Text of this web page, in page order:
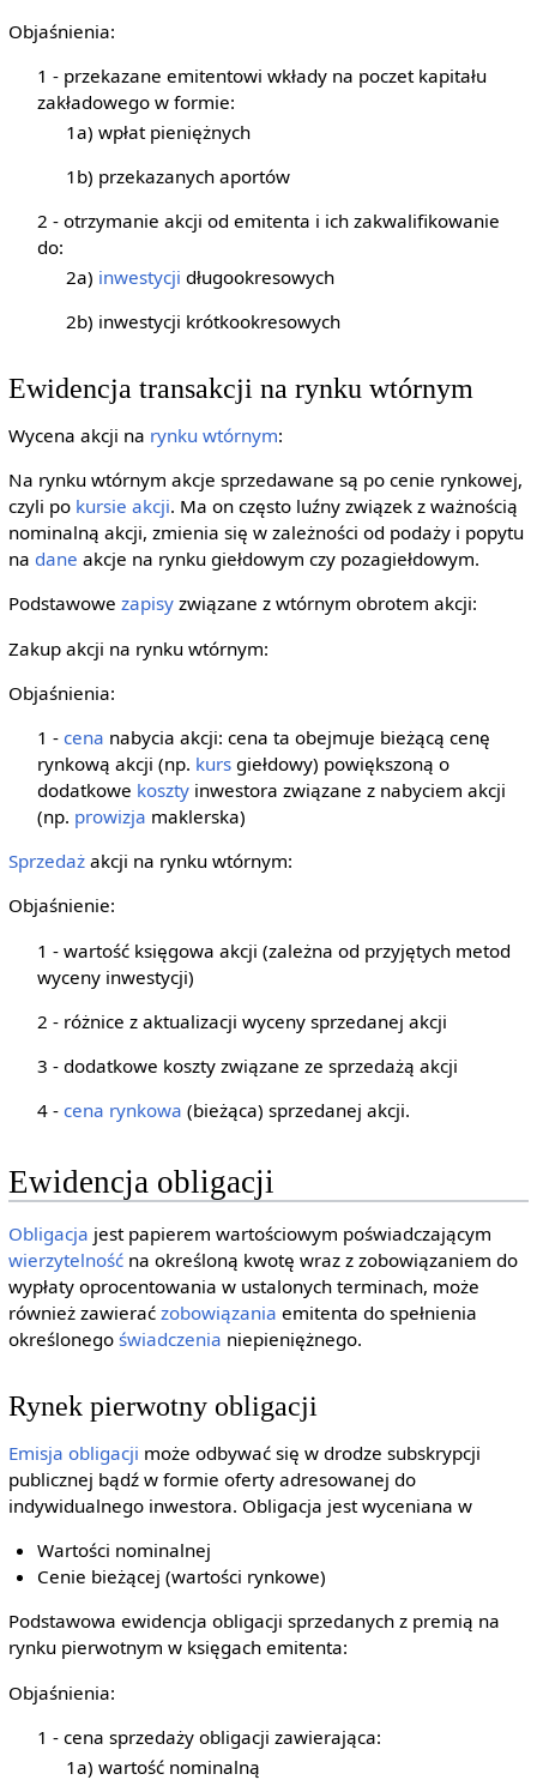
Objaśnienia:
1 - przekazane emitentowi wkłady na poczet kapitału
zakładowego w formie:
1a) wpłat pieniężnych
1b) przekazanych aportów
2 - otrzymanie akcji od emitenta i ich zakwalifikowanie
do:
2a) inwestycji długookresowych
2b) inwestycji krótkookresowych
Ewidencja transakcji na rynku wtórnym
Wycena akcji na rynku wtórnym:
Na rynku wtórnym akcje sprzedawane są po cenie rynkowej,
czyli po kursie akcji. Ma on często luźny związek z ważnością
nominalną akcji, zmienia się w zależności od podaży i popytu
na dane akcje na rynku giełdowym czy pozagiełdowym.
Podstawowe zapisyzwiązane z wtórnym obrotem akcji:
Zakup akcji na rynku wtórnym:
Objaśnienia:
1 -cena nabycia akcji: cena ta obejmuje bieżącą cenę
rynkową akcji (np. kurs giełdowy) powiększoną o
dodatkowe koszty inwestora związane z nabyciem akcji
(np. prowizja maklerska)
Sprzedażakcji na rynku wtórnym:
Objaśnienie:
1 - wartość księgowa akcji (zależna od przyjętych metod
wyceny inwestycji)
2 - różnice z aktualizacji wyceny sprzedanej akcji
3 - dodatkowe koszty związane ze sprzedażą akcji
4 -cena rynkowa (bieżąca) sprzedanej akcji.
Ewidencja obligacji
Obligacja jest papierem wartościowym poświadczającym
wierzytelnośćna określoną kwotę wraz z zobowiązaniem do
wypłaty oprocentowania w ustalonych terminach, może
również zawierać zobowiązania emitenta do spełnienia
określonego świadczenia niepieniężnego.
Rynek pierwotny obligacji
Emisja obligacji może odbywać się w drodze subskrypcji
publicznej bądź w formie oferty adresowanej do
indywidualnego inwestora. Obligacja jest wyceniana w
Wartości nominalnej
Cenie bieżącej (wartości rynkowe)
Podstawowa ewidencja obligacji sprzedanych z premią na
rynku pierwotnym w księgach emitenta:
Objaśnienia:
1 - cena sprzedaży obligacji zawierająca:
1a) wartość nominalną